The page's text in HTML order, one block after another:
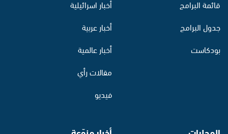
قائمة البرامج
جدول البرامج
بودكاست
أخبار اسرائيلية
أخبار عربية
أخبار عالمية
مقالات رأي
فيديو